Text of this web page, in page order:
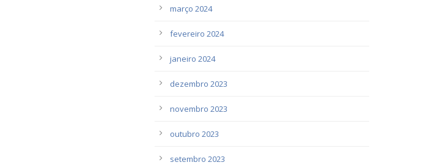
março 2024
fevereiro 2024
janeiro 2024
dezembro 2023
novembro 2023
outubro 2023
setembro 2023